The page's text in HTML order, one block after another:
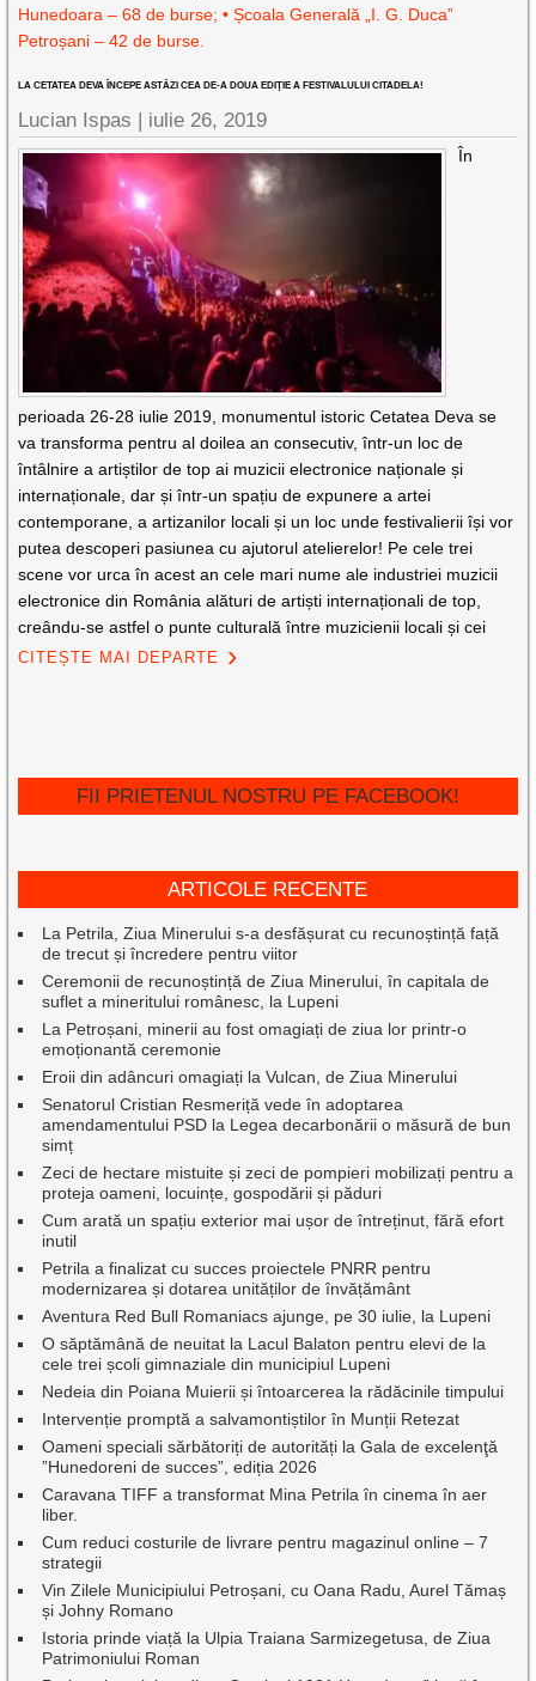
Hunedoara – 68 de burse; • Școala Generală „I. G. Duca”
Petroșani – 42 de burse.
LA CETATEA DEVA ÎNCEPE ASTĂZI CEA DE-A DOUA EDIŢIE A FESTIVALULUI CITADELA!
Lucian Ispas | iulie 26, 2019
În
perioada 26-28 iulie 2019, monumentul istoric Cetatea Deva se
va transforma pentru al doilea an consecutiv, într-un loc de
întâlnire a artiștilor de top ai muzicii electronice naționale și
internaționale, dar și într-un spațiu de expunere a artei
contemporane, a artizanilor locali și un loc unde festivalierii își vor
putea descoperi pasiunea cu ajutorul atelierelor! Pe cele trei
scene vor urca în acest an cele mari nume ale industriei muzicii
electronice din România alături de artiști internaționali de top,
creându-se astfel o punte culturală între muzicienii locali și cei
CITEȘTE MAI DEPARTE
FII PRIETENUL NOSTRU PE FACEBOOK!
ARTICOLE RECENTE
La Petrila, Ziua Minerului s-a desfășurat cu recunoștință față
de trecut și încredere pentru viitor
Ceremonii de recunoștință de Ziua Minerului, în capitala de
suflet a mineritului românesc, la Lupeni
La Petroșani, minerii au fost omagiați de ziua lor printr-o
emoționantă ceremonie
Eroii din adâncuri omagiați la Vulcan, de Ziua Minerului
Senatorul Cristian Resmeriță vede în adoptarea
amendamentului PSD la Legea decarbonării o măsură de bun
simț
Zeci de hectare mistuite și zeci de pompieri mobilizați pentru a
proteja oameni, locuințe, gospodării și păduri
Cum arată un spațiu exterior mai ușor de întreținut, fără efort
inutil
Petrila a finalizat cu succes proiectele PNRR pentru
modernizarea și dotarea unităților de învățământ
Aventura Red Bull Romaniacs ajunge, pe 30 iulie, la Lupeni
O săptămână de neuitat la Lacul Balaton pentru elevi de la
cele trei școli gimnaziale din municipiul Lupeni
Nedeia din Poiana Muierii și întoarcerea la rădăcinile timpului
Intervenție promptă a salvamontiștilor în Munții Retezat
Oameni speciali sărbătoriți de autorități la Gala de excelenţă
”Hunedoreni de succes”, ediția 2026
Caravana TIFF a transformat Mina Petrila în cinema în aer
liber.
Cum reduci costurile de livrare pentru magazinul online – 7
strategii
Vin Zilele Municipiului Petroșani, cu Oana Radu, Aurel Tămaș
și Johny Romano
Istoria prinde viață la Ulpia Traiana Sarmizegetusa, de Ziua
Patrimoniului Roman